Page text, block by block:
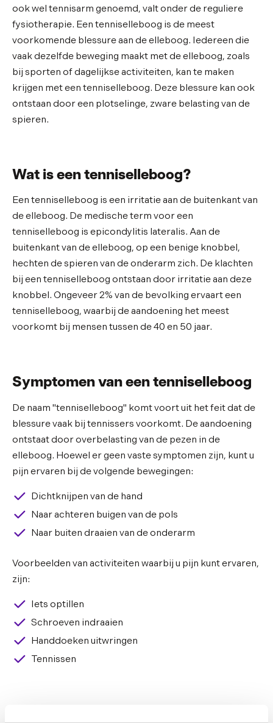
ook wel tennisarm genoemd, valt onder de reguliere
fysiotherapie. Een tenniselleboog is de meest
voorkomende blessure aan de elleboog. Iedereen die
vaak dezelfde beweging maakt met de elleboog, zoals
bij sporten of dagelijkse activiteiten, kan te maken
krijgen met een tenniselleboog. Deze blessure kan ook
ontstaan door een plotselinge, zware belasting van de
spieren.
Wat is een tenniselleboog?
Een tenniselleboog is een irritatie aan de buitenkant van
de elleboog. De medische term voor een
tenniselleboog is epicondylitis lateralis. Aan de
buitenkant van de elleboog, op een benige knobbel,
hechten de spieren van de onderarm zich. De klachten
bij een tenniselleboog ontstaan door irritatie aan deze
knobbel. Ongeveer 2% van de bevolking ervaart een
tenniselleboog, waarbij de aandoening het meest
voorkomt bij mensen tussen de 40 en 50 jaar.
Symptomen van een tenniselleboog
De naam "tenniselleboog" komt voort uit het feit dat de
blessure vaak bij tennissers voorkomt. De aandoening
ontstaat door overbelasting van de pezen in de
elleboog. Hoewel er geen vaste symptomen zijn, kunt u
pijn ervaren bij de volgende bewegingen:
Dichtknijpen van de hand
Naar achteren buigen van de pols
Naar buiten draaien van de onderarm
Voorbeelden van activiteiten waarbij u pijn kunt ervaren,
zijn:
Iets optillen
Schroeven indraaien
Handdoeken uitwringen
Tennissen
Behandeling van een tenniselleboog